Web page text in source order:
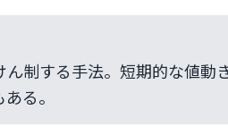
制する手法。短期的な値動
る。